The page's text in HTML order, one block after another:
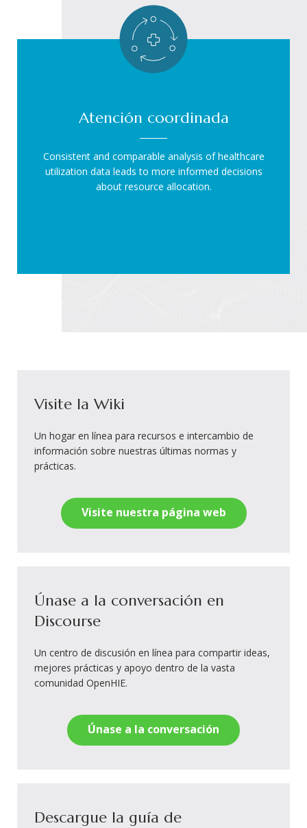
Atención coordinada
Consistent and comparable analysis of healthcare
utilization data leads to more informed decisions
about resource allocation.
Visite la Wiki
Un hogar en línea para recursos e intercambio de
información sobre nuestras últimas normas y
prácticas.
Visite nuestra página web
Únase a la conversación en
Discourse
Un centro de discusión en línea para compartir ideas,
mejores prácticas y apoyo dentro de la vasta
comunidad OpenHIE.
Únase a la conversación
Descargue la guía de